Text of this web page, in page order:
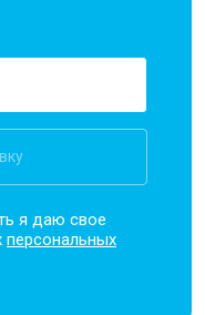
я даю свое
персональных